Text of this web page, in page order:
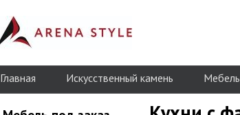
Главная Искусственный камень